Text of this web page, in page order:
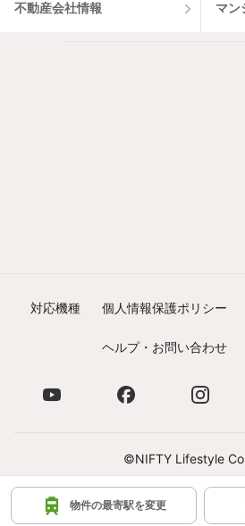
物件の最寄駅を変更
不動産会社情報 マン
対応機種 個人情報保護ポリシー
ヘルプ・お問い合わせ
©NIFTY Lifestyle